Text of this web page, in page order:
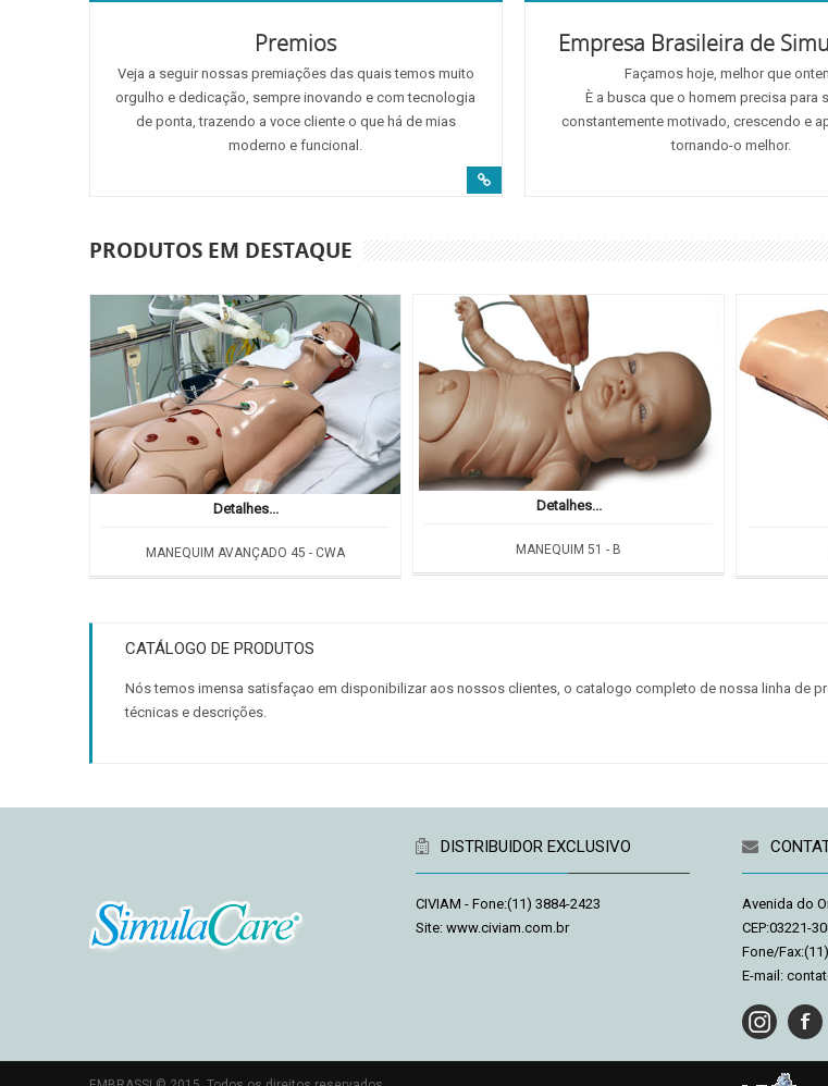
Premios
Veja a seguir nossas premiações das quais temos muito
orgulho e dedicação, sempre inovando e com tecnologia
de ponta, trazendo a voce cliente o que há de mias
moderno e funcional.
Empresa Brasileira de
Façamos hoje, melhor que
È a busca que o homem precisa para
constantemente motivado, crescendo e
tornando-o melhor.
PRODUTOS EM DESTAQUE
Detalhes...
MANEQUIM AVANÇADO 45 - CWA
Detalhes...
MANEQUIM 51 - B
CATÁLOGO DE PRODUTOS
Nós temos imensa satisfaçao em disponibilizar aos nossos clientes, o catalogo completo de nossa linha de
técnicas e descrições.
DISTRIBUIDOR EXCLUSIVO
CIVIAM - Fone:(11) 3884-2423
Site: www.civiam.com.br
Avenida do
CEP:03221-
Fone/Fax:
E-mail: